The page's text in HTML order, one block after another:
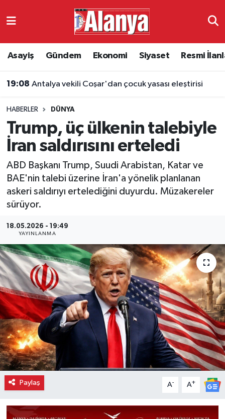
Asayiş Gündem Ekonomi Siyaset Resmi
19:08 Antalya vekili Coşar'dan çocuk yasası eleştirisi
HABERLER DÜNYA
Trump, üç ülkenin talebiyle
İran saldırısını erteledi
ABD Başkanı Trump, Suudi Arabistan, Katar ve
BAE'nin talebi üzerine İran'a yönelik planlanan
askeri saldırıyı ertelediğini duyurdu. Müzakereler
sürüyor.
18.05.2026 - 19:49
YAYINLANMA
Paylaş A- A+
Ekonomi
Resmi İlanlar
Alanyaspor
Turizm
Antalya Namaz Vakitleri
Süper Lig Puan Durumu ve Fikstür
Tüm Manşetler
Son Dakika Haberleri